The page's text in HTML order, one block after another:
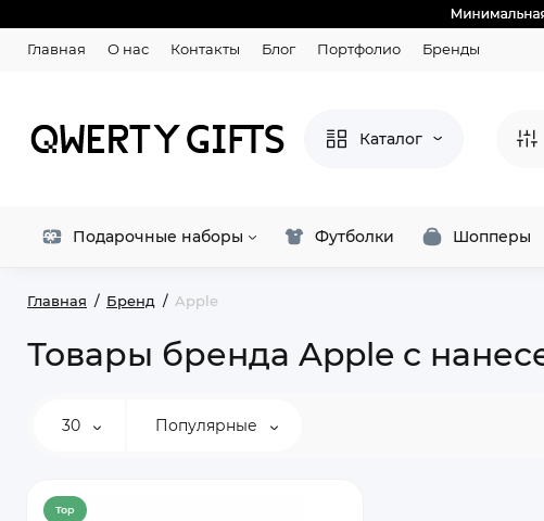
Главная О нас Контакты Блог Портфолио Бренды
Каталог
Подарочные наборы Футболки Шопперы
Главная Бренд Apple
Товары бренда Apple с
30 Популярные
Top